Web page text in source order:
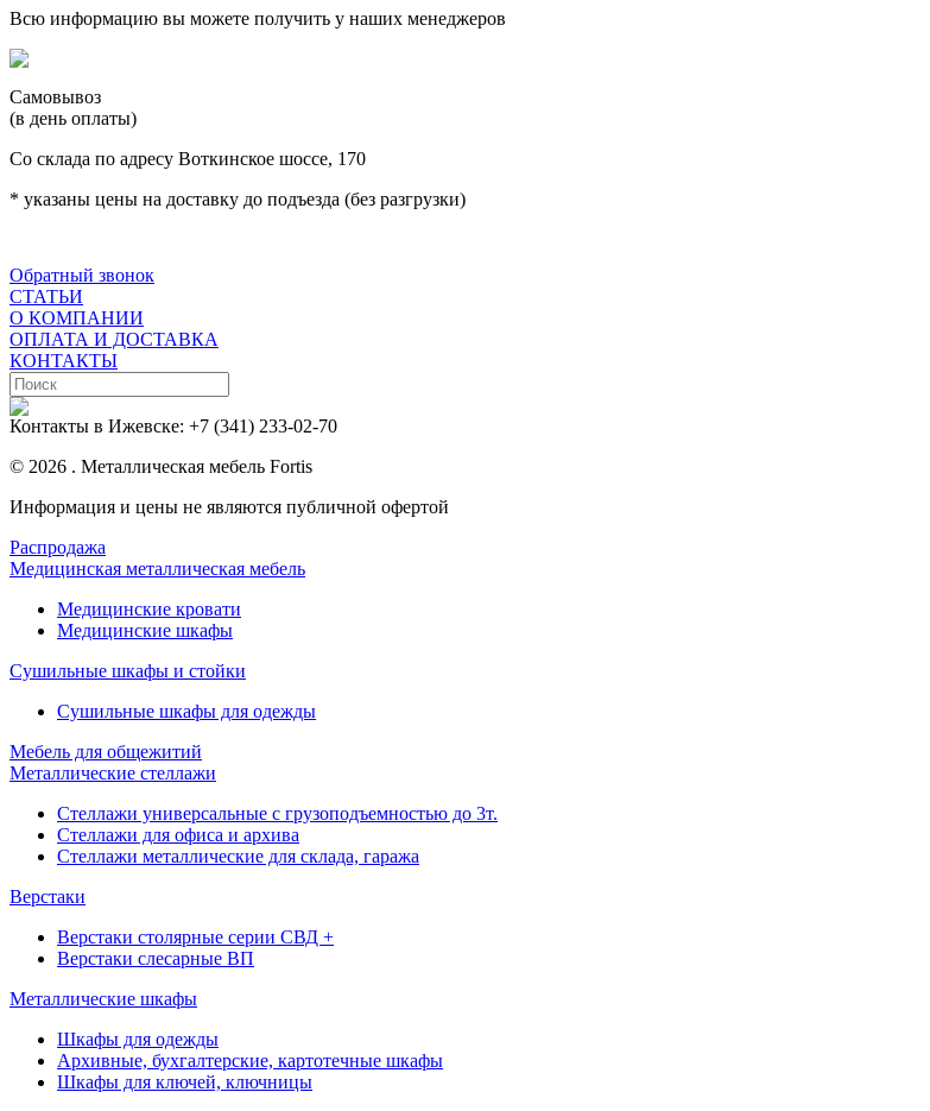
Всю информацию вы можете получить у наших менеджеров
Самовывоз
(в день оплаты)
Со склада по адресу Воткинское шоссе, 170
* указаны цены на доставку до подъезда (без разгрузки)
Обратный звонок
СТАТЬИ
О КОМПАНИИ
ОПЛАТА И ДОСТАВКА
КОНТАКТЫ
Контакты в Ижевске: +7 (341) 233-02-70
© 2026 . Металлическая мебель Fortis
Информация и цены не являются публичной офертой
Распродажа
Медицинская металлическая мебель
Медицинские кровати
Медицинские шкафы
Сушильные шкафы и стойки
Сушильные шкафы для одежды
Мебель для общежитий
Металлические стеллажи
Стеллажи универсальные с грузоподъемностью до 3т.
Стеллажи для офиса и архива
Стеллажи металлические для склада, гаража
Верстаки
Верстаки столярные серии СВД +
Верстаки слесарные ВП
Металлические шкафы
Шкафы для одежды
Архивные, бухгалтерские, картотечные шкафы
Шкафы для ключей, ключницы